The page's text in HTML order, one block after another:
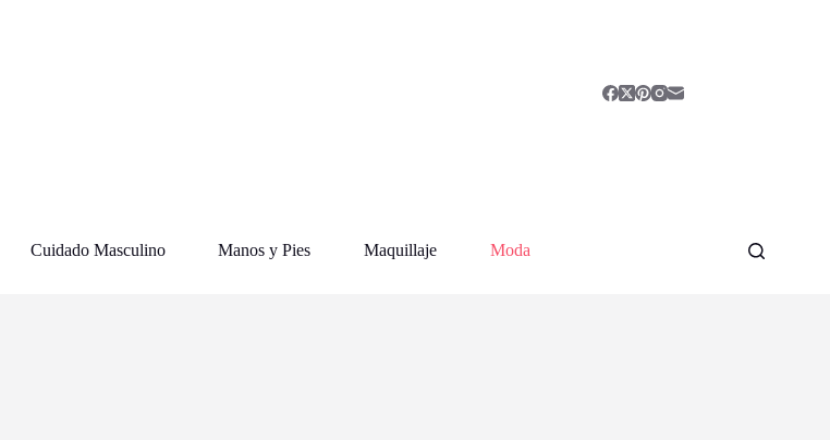
Cuidado Masculino Manos y Pies Maquillaje Moda